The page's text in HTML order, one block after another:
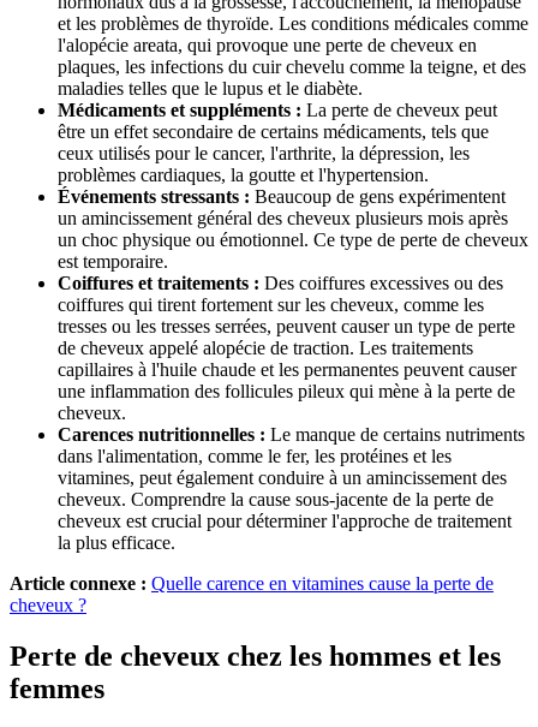
et les problèmes de thyroïde. Les conditions médicales comme
l'alopécie areata, qui provoque une perte de cheveux en
plaques, les infections du cuir chevelu comme la teigne, et des
maladies telles que le lupus et le diabète.
Médicaments et suppléments : La perte de cheveux peut
être un effet secondaire de certains médicaments, tels que
ceux utilisés pour le cancer, l'arthrite, la dépression, les
problèmes cardiaques, la goutte et l'hypertension.
Événements stressants : Beaucoup de gens expérimentent
un amincissement général des cheveux plusieurs mois après
un choc physique ou émotionnel. Ce type de perte de cheveux
est temporaire.
Coiffures et traitements : Des coiffures excessives ou des
coiffures qui tirent fortement sur les cheveux, comme les
tresses ou les tresses serrées, peuvent causer un type de perte
de cheveux appelé alopécie de traction. Les traitements
capillaires à l'huile chaude et les permanentes peuvent causer
une inflammation des follicules pileux qui mène à la perte de
cheveux.
Carences nutritionnelles : Le manque de certains nutriments
dans l'alimentation, comme le fer, les protéines et les
vitamines, peut également conduire à un amincissement des
cheveux. Comprendre la cause sous-jacente de la perte de
cheveux est crucial pour déterminer l'approche de traitement
la plus efficace.
Article connexe : Quelle carence en vitamines cause la perte de
cheveux ?
Perte de cheveux chez les hommes et les
femmes